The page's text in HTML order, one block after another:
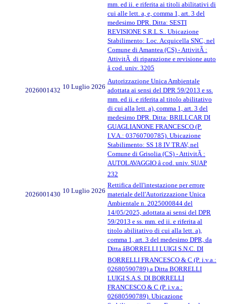
mm. ed ii. e riferita ai titoli abilitativi di
cui alle lett. a, e, comma 1, art. 3 del
medesimo DPR. Ditta: SESTI
REVISIONE S.R.L.S.. Ubicazione
Stabilimento: Loc. Acquicella SNC, nel
Comune di Amantea (CS) - AttivitÃ :
AttivitÃ di riparazione e revisione auto
â cod. univ. 3205
2026001432 10 Luglio 2026
Autorizzazione Unica Ambientale
adottata ai sensi del DPR 59/2013 e ss.
mm. ed ii. e riferita al titolo abilitativo
di cui alla lett. a), comma 1, art. 3 del
medesimo DPR. Ditta: BRILLCAR DI
GUAGLIANONE FRANCESCO (P.
I.V.A.: 03760700785). Ubicazione
Stabilimento: SS 18 IV TRAV, nel
Comune di Grisolia (CS) - AttivitÃ :
AUTOLAVAGGIO â cod. univ. SUAP
232
2026001430 10 Luglio 2026
Rettifica dell'intestazione per errore
materiale dell'Autorizzazione Unica
Ambientale n. 2025000844 del
14/05/2025, adottata ai sensi del DPR
59/2013 e ss. mm. ed ii. e riferita al
titolo abilitativo di cui alla lett. a),
comma 1, art. 3 del medesimo DPR, da
Ditta âBORRELLI LUIGI S.N.C. DI
BORRELLI FRANCESCO & C (P. i.v.a.:
02680590789) a Ditta BORRELLI
LUIGI S.A.S. DI BORRELLI
FRANCESCO & C (P. i.v.a.:
02680590789). Ubicazione